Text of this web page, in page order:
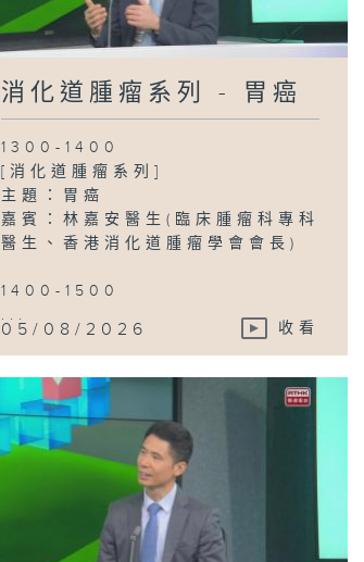
消化道腫瘤系列 - 胃癌
1300-1400
[消化道腫瘤系列]
主題：胃癌
嘉賓：林嘉安醫生(臨床腫瘤科專科
醫生、香港消化道腫瘤學會會長)
1400-1500
...
05/08/2026 收看